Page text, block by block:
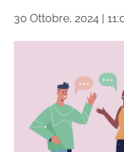
30 Ottobre, 2024 |